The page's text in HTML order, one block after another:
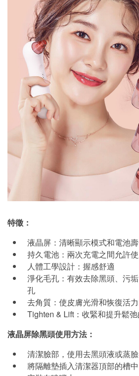
特徵：
液晶屏：清晰顯示模式和電池
持久電池：兩次充電之間允許
人體工學設計：握感舒適
淨化毛孔：有效去除黑頭、污
孔
去角質：使皮膚光滑和恢復活力
Tighten & Lift：收緊和提升鬆
液晶屏除黑頭使用方法：
清潔臉部，使用去黑頭液或蒸臉
將隔離墊插入清潔器頂部的槽